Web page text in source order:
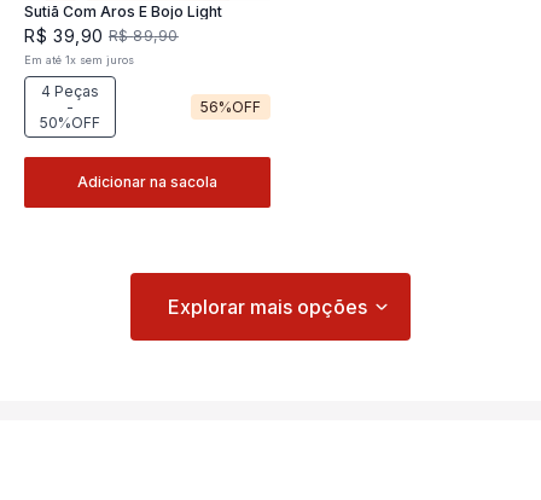
Sutiã Com Aros E Bojo Light
R$ 39 90 R$ 89,90
Em até1x sem juros
4 Peças
-
50%OFF
56%OFF
Adicionar na sacola